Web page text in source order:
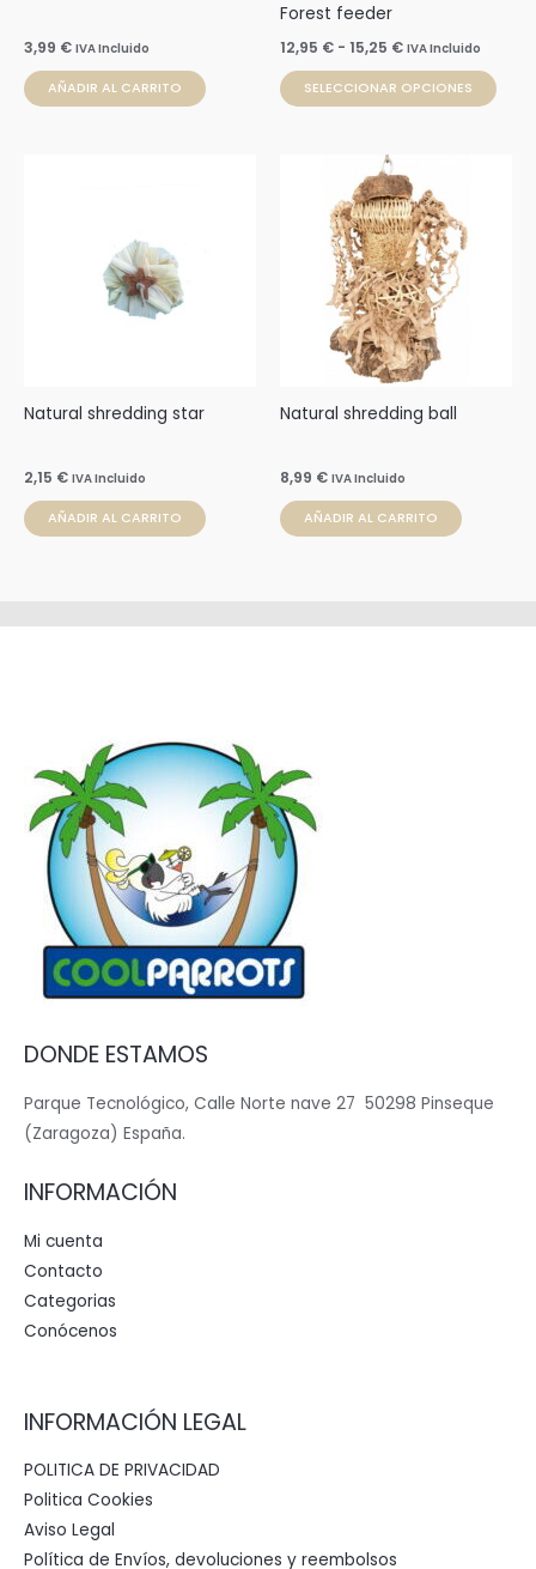
3,99 € IVA Incluido
AÑADIR AL CARRITO
Forest feeder
12,95 € - 15,25 € IVA Incluido
SELECCIONAR OPCIONES
Natural shredding star
2,15 € IVA Incluido
AÑADIR AL CARRITO
Natural shredding ball
8,99 € IVA Incluido
AÑADIR AL CARRITO
DONDE ESTAMOS
Parque Tecnológico, Calle Norte nave 27 50298 Pinseque
(Zaragoza) España.
INFORMACIÓN
Mi cuenta
Contacto
Categorias
Conócenos
INFORMACIÓN LEGAL
POLITICA DE PRIVACIDAD
Politica Cookies
Aviso Legal
Política de Envíos, devoluciones y reembolsos